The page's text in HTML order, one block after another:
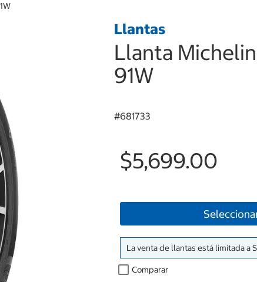
Llantas
Llanta
91W
#681733
$5,699.00
La venta de llantas está limitada a
Comparar